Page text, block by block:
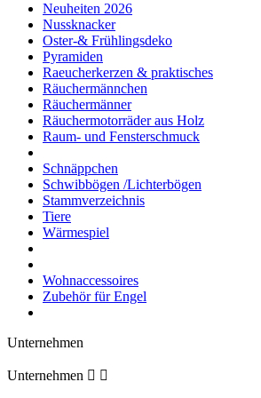
Neuheiten 2026
Nussknacker
Oster-& Frühlingsdeko
Pyramiden
Raeucherkerzen & praktisches
Räuchermännchen
Räuchermänner
Räuchermotorräder aus Holz
Raum- und Fensterschmuck
Schnäppchen
Schwibbögen /Lichterbögen
Stammverzeichnis
Tiere
Wärmespiel
Wohnaccessoires
Zubehör für Engel
Unternehmen
Unternehmen  